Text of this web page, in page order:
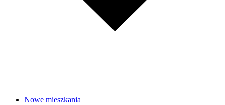
Nowe mieszkania